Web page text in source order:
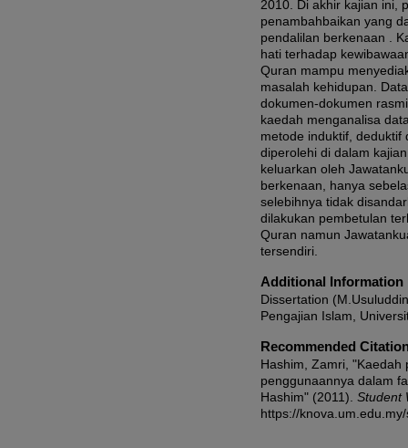
2010. Di akhir kajian ini,
penambahbaikan yang
pendalilan berkenaan .
hati terhadap
Quran mampu
masalah kehidupan.
dokumen-dokumen
kaedah menganalisa
metode induktif, deduktif
diperolehi di dalam
keluarkan oleh
berkenaan, hanya
selebihnya tidak
dilakukan pembetulan
Quran namun
tersendiri.
Additional Information
Dissertation
Pengajian Islam,
Recommended
Hashim, Zamri,
penggunaannya dalam
Hashim" (2011). Student
https://